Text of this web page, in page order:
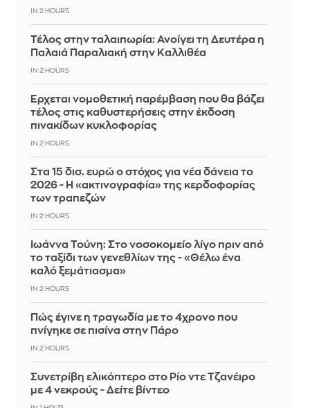
IN 2 HOURS
Τέλος στην ταλαιπωρία: Ανοίγει τη Δευτέρα η
Παλαιά Παραλιακή στην Καλλιθέα
IN 2 HOURS
Έρχεται νομοθετική παρέμβαση που θα βάζει
τέλος στις καθυστερήσεις στην έκδοση
πινακίδων κυκλοφορίας
IN 2 HOURS
Στα 15 δισ. ευρώ ο στόχος για νέα δάνεια το
2026 - Η «ακτινογραφία» της κερδοφορίας
των τραπεζών
IN 2 HOURS
Ιωάννα Τούνη: Στο νοσοκομείο λίγο πριν από
το ταξίδι των γενεθλίων της - «Θέλω ένα
καλό ξεμάτιασμα»
IN 2 HOURS
Πώς έγινε η τραγωδία με το 4χρονο που
πνίγηκε σε πισίνα στην Πάρο
IN 2 HOURS
Συνετρίβη ελικόπτερο στο Ρίο ντε Τζανέιρο
με 4 νεκρούς - Δείτε βίντεο